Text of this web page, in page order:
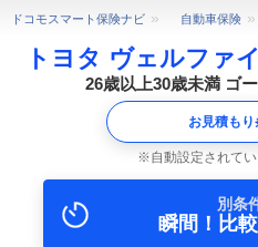
ドコモスマート保険ナビ 自動車保険
トヨタ ヴェルファ
26歳以上30歳未満 ゴ
お見積もり
自動設定されて
別条
瞬間！比